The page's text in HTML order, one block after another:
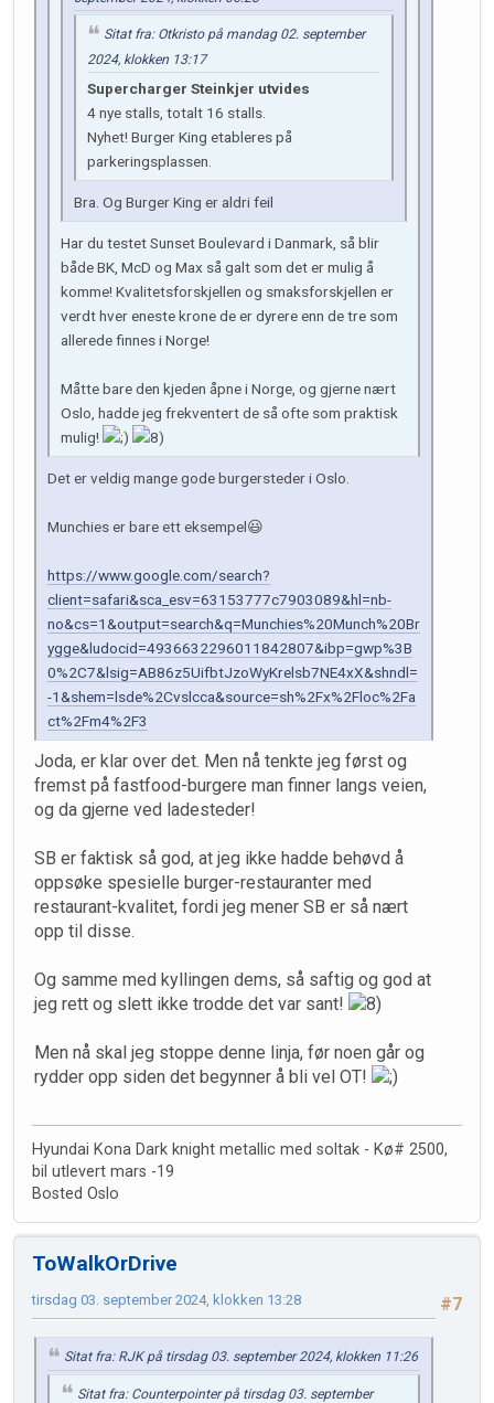
Sitat fra: Otkristo på mandag 02. september
2024, klokken 13:17
Supercharger Steinkjer utvides
4 nye stalls, totalt 16 stalls.
Nyhet! Burger King etableres på
parkeringsplassen.
Bra. Og Burger King er aldri feil
Har du testet Sunset Boulevard i Danmark, så blir
både BK, McD og Max så galt som det er mulig å
komme! Kvalitetsforskjellen og smaksforskjellen er
verdt hver eneste krone de er dyrere enn de tre som
allerede finnes i Norge!
Måtte bare den kjeden åpne i Norge, og gjerne nært
Oslo, hadde jeg frekventert de så ofte som praktisk
mulig!
Det er veldig mange gode burgersteder i Oslo.
Munchies er bare ett eksempel😃
https://www.google.com/search?
client=safari&sca_esv=63153777c7903089&hl=nb-
no&cs=1&output=search&q=Munchies%20Munch%20Br
ygge&ludocid=4936632296011842807&ibp=gwp%3B
0%2C7&lsig=AB86z5UifbtJzoWyKrelsb7NE4xX&shndl=
-1&shem=lsde%2Cvslcca&source=sh%2Fx%2Floc%2Fa
ct%2Fm4%2F3
Joda, er klar over det. Men nå tenkte jeg først og
fremst på fastfood-burgere man finner langs veien,
og da gjerne ved ladesteder!
SB er faktisk så god, at jeg ikke hadde behøvd å
oppsøke spesielle burger-restauranter med
restaurant-kvalitet, fordi jeg mener SB er så nært
opp til disse.
Og samme med kyllingen dems, så saftig og god at
jeg rett og slett ikke trodde det var sant!
Men nå skal jeg stoppe denne linja, før noen går og
rydder opp siden det begynner å bli vel OT!
Hyundai Kona Dark knight metallic med soltak - Kø# 2500,
bil utlevert mars -19
Bosted Oslo
ToWalkOrDrive
#7
tirsdag 03. september 2024, klokken 13:28
Sitat fra: RJK på tirsdag 03. september 2024, klokken 11:26
Sitat fra: Counterpointer på tirsdag 03. september